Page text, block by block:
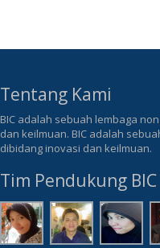
Tentang Kami
BIC adalah sebuah lembaga
dan keilmuan. BIC adalah
dibidang inovasi dan keilmuan.
Tim Pendukung BIC